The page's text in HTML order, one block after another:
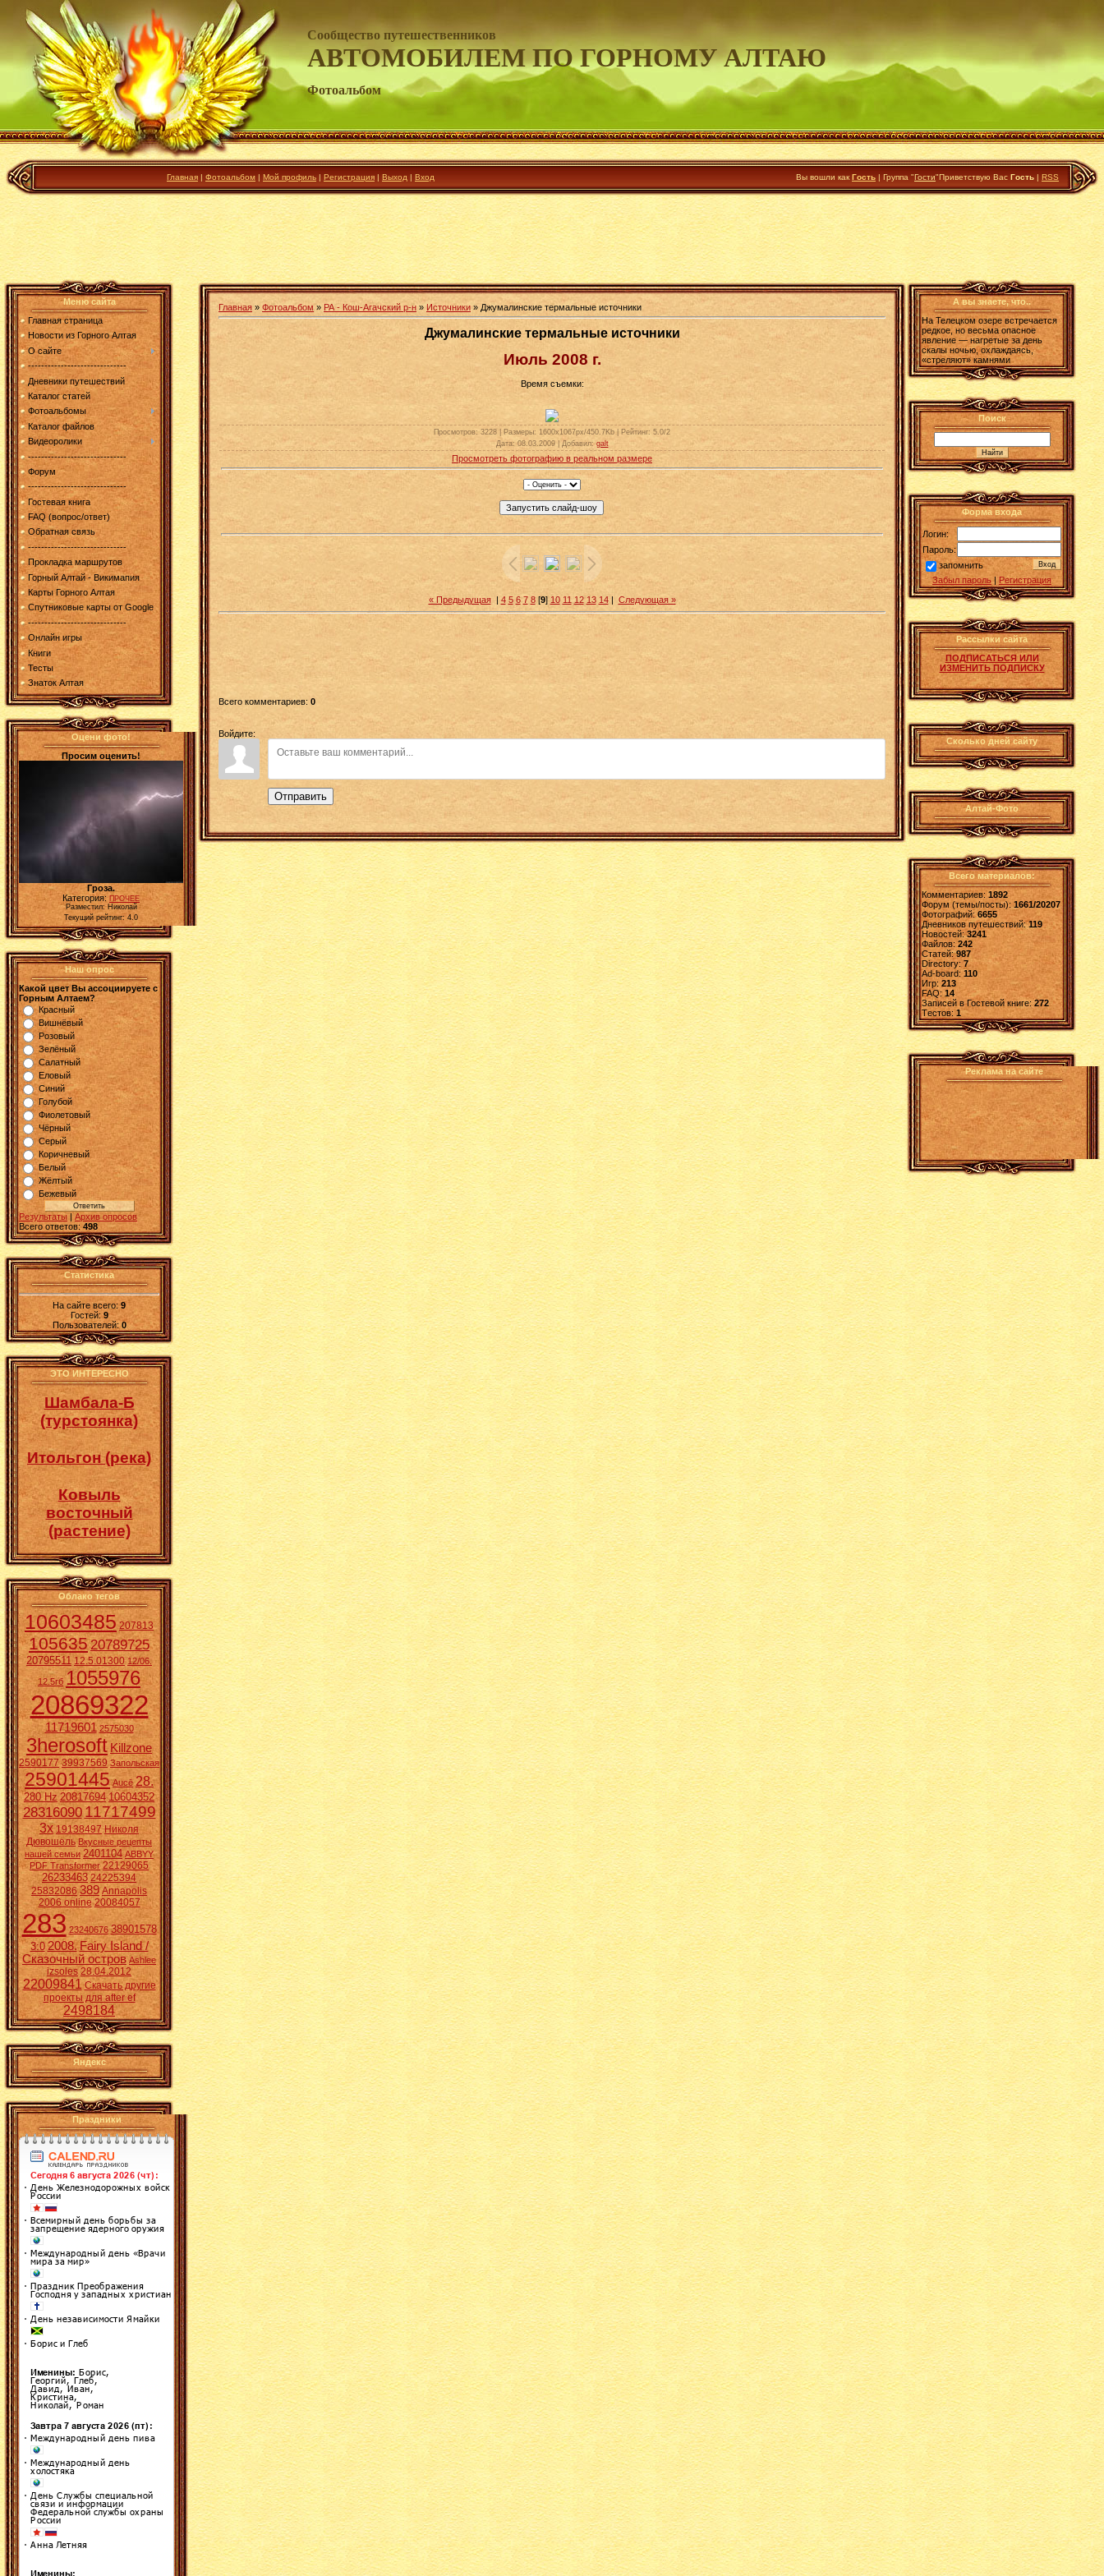
Сообщество путешественников
АВТОМОБИЛЕМ ПО ГОРНОМУ АЛТАЮ
Фотоальбом
Главная | Фотоальбом | Мой профиль | Регистрация | Выход | Вход Вы вошли как Гость | Группа "Гости"Приветствую Вас Гость | RSS
Меню сайта
Главная страница
Новости из Горного Алтая
О сайте
------------------------------
Дневники путешествий
Каталог статей
Фотоальбомы
Каталог файлов
Видеоролики
------------------------------
Форум
------------------------------
Гостевая книга
FAQ (вопрос/ответ)
Обратная связь
------------------------------
Прокладка маршрутов
Горный Алтай - Викимапия
Карты Горного Алтая
Спутниковые карты от Google
------------------------------
Онлайн игры
Книги
Тесты
Знаток Алтая
Оцени фото!
Просим оценить!
Гроза.
Категория: ПРОЧЕЕ
Разместил: Николай
Текущий рейтинг: 4.0
Наш опрос
Какой цвет Вы ассоциируете с
Горным Алтаем?
Красный
Вишнёвый
Розовый
Зелёный
Салатный
Еловый
Синий
Голубой
Фиолетовый
Чёрный
Серый
Коричневый
Белый
Жёлтый
Бежевый
Результаты | Архив опросов
Всего ответов: 498
Статистика
На сайте всего:9
Гостей:9
Пользователей: 0
ЭТО ИНТЕРЕСНО
Шамбала-Б
(турстоянка)
Итольгон (река)
Ковыль
восточный
(растение)
Облако тегов
10603485 207813
10563520789725
20795511 12.5.01300 12/06.
12.5гб 1055976
20869322
11719601 2575030
3herosoft Killzone
2590177 39937569 Запольская
25901445 Aucē 28.
280 Hz 20817694 10604352
2831609011717499
3x 19138497 Николя
Дювошель Вкусные рецепты
нашей семьи 2401104 ABBYY
PDF Transformer 22129065
26233463 24225394
25832086 389 Annapolis
2006 online 20084057
283 23240676 38901578
3:0 2008. Fairy Island /
Сказочный остров Ashlee
izsoles 28.04.2012
22009841 Скачать другие
проекты для after ef
2498184
Яндекс
Праздники
Главная » Фотоальбом» РА - Кош-Агачский р-н » Источники » Джумалинские термальные источники
Джумалинские термальные источники
Июль 2008 г.
Время съемки:
Просмотров: 3228 | Размеры: 1600x1067px/450.7Kb | Рейтинг: 5.0/2
Дата: 08.03.2009 | Добавил: galt
Просмотреть фотографию в реальном размере
« Предыдущая| 4 5 6 7 8[9] 10 11 12 13 14| Следующая »
Всего комментариев: 0
Войдите:
Отправить
А вы знаете, что..
На Телецком озере встречается
редкое, но весьма опасное
явление — нагретые за день
скалы ночью, охлаждаясь,
«стреляют» камнями
Поиск
Форма входа
Логин:
Пароль:
запомнить
Забыл пароль | Регистрация
Рассылки сайта
ПОДПИСАТЬСЯ ИЛИ
ИЗМЕНИТЬ ПОДПИСКУ
Сколько дней сайту
Алтай-Фото
Всего материалов:
Комментариев: 1892
Форум (темы/посты):1661/20207
Фотографий:6655
Дневников путешествий:119
Новостей:3241
Файлов: 242
Статей:987
Directory: 7
Ad-board:110
Игр: 213
FAQ:14
Записей в Гостевой книге:272
Tестов: 1
Реклама на сайте